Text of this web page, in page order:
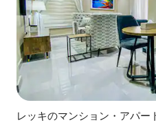
レッキのマンション・アパー